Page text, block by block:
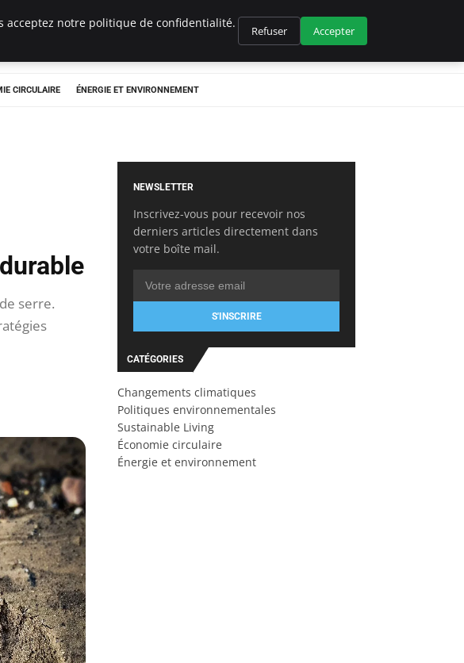
CIRCULAIRE ÉNERGIE ET ENVIRONNEMENT
serre.
NEWSLETTER
Inscrivez-vous pour recevoir nos
derniers articles directement dans
votre boîte mail.
S'INSCRIRE
CATÉGORIES
Changements climatiques
Politiques environnementales
Sustainable Living
Économie circulaire
Énergie et environnement
acceptez notre politique de confidentialité.
Refuser Accepter